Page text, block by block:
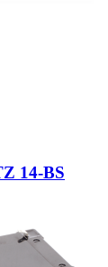
14-BS